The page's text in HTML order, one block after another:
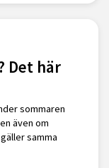
Det här
sommaren
även om
samma